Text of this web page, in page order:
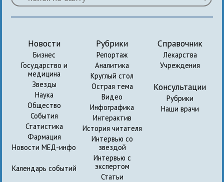
Новости
Бизнес
Государство и
медицина
Звезды
Наука
Общество
События
Статистика
Фармация
Новости МЕД-инфо
Календарь событий
Рубрики
Репортаж
Аналитика
Круглый стол
Острая тема
Видео
Инфографика
Интерактив
История читателя
Интервью со
звездой
Интервью с
экспертом
Статьи
Справочник
Лекарства
Учреждения
Консультации
Рубрики
Наши врачи